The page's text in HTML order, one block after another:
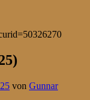
von Gunnar